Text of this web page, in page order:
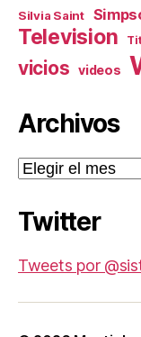
Silvia Saint
Television
vicios videos
Archivos
Archivos
Twitter
Tweets por